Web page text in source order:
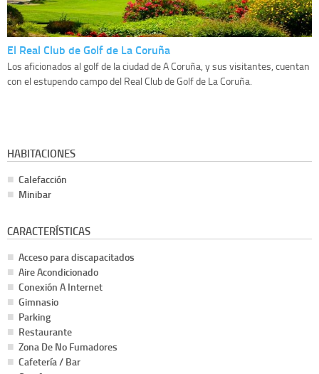
El Real Club de Golf de La Coruña
Los aficionados al golf de la ciudad de A Coruña, y sus visitantes, cuentan
con el estupendo campo del Real Club de Golf de La Coruña.
HABITACIONES
Calefacción
Minibar
CARACTERÍSTICAS
Acceso para discapacitados
Aire Acondicionado
Conexión A Internet
Gimnasio
Parking
Restaurante
Zona De No Fumadores
Cafetería / Bar